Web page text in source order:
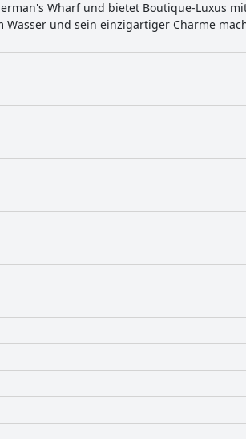
Wharf und bietet Boutique-Luxus
Wasser und sein einzigartiger Charme